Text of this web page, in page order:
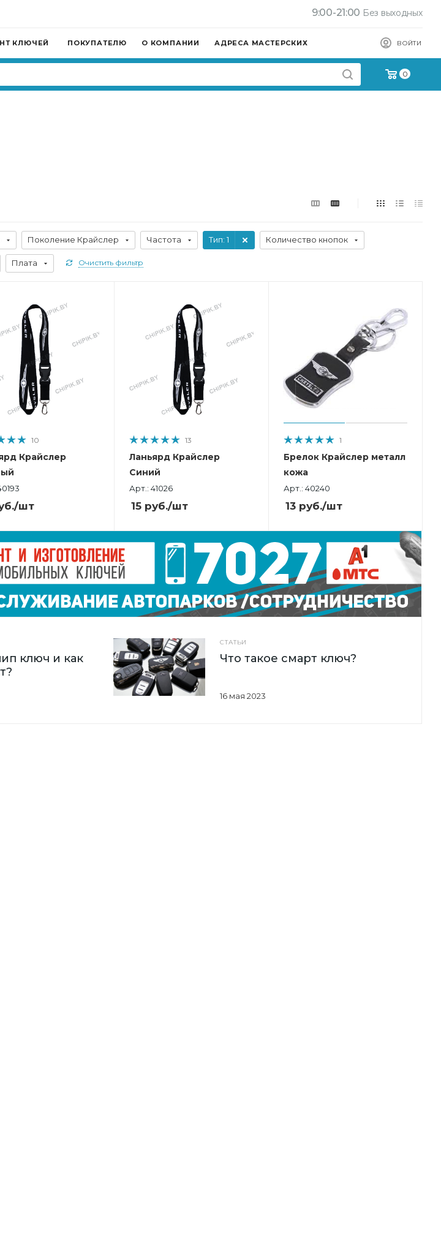
9:00-21:00 Без выходных
ВОЙТИ
КЛЮЧЕЙ ПОКУПАТЕЛЮ О КОМПАНИИ АДРЕСА МАСТЕРСКИХ
0
Поколение Крайслер Частота Тип: 1 Количество кнопок
Плата Очистить фильтр
10
Крайслер
/шт
13
Ланьярд Крайслер
Синий
Арт.: 41026
15 руб./шт
1
Брелок Крайслер металл
кожа
Арт.: 40240
13руб./шт
ключ и как
СТАТЬИ
16 мая 2023
Что такое смарт ключ?